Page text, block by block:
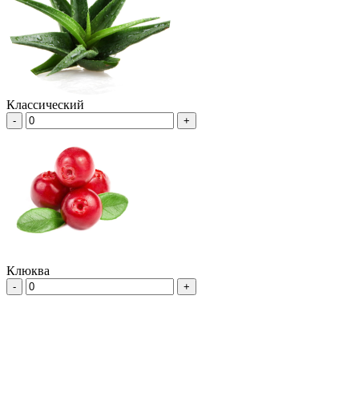
Классический
- +
Клюква
- +